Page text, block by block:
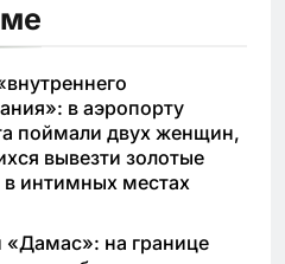
в аэропорту
поймали двух женщин,
вывезти золотые
в интимных местах
«Дамас»: на границе